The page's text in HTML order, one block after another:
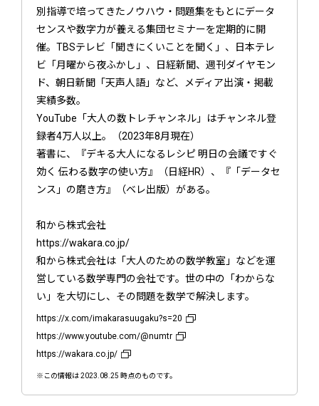
別指導で培ってきたノウハウ・問題集をもとにデータ
センスや数字力が養える集団セミナーを定期的に開
催。TBSテレビ「聞きにくいことを聞く」、日本テレ
ビ「月曜から夜ふかし」、日経新聞、週刊ダイヤモン
ド、朝日新聞「天声人語」など、メディア出演・掲載
実績多数。
YouTube「大人の数トレチャンネル」はチャンネル登
録者4万人以上。（2023年8月現在）
著書に、『デキる大人になるレシピ 明日の会議ですぐ
効く 伝わる数字の使い方』（日経HR）、『「データセ
ンス」の磨き方』（ベレ出版）がある。
和から株式会社
https://wakara.co.jp/
和から株式会社は「大人のための数学教室」などを運
営している数学専門の会社です。世の中の「わからな
い」を大切にし、その問題を数学で解決します。
https://x.com/imakarasuugaku?s=20
https://www.youtube.com/@numtr
https://wakara.co.jp/
※この情報は 2023.08.25 時点のものです。